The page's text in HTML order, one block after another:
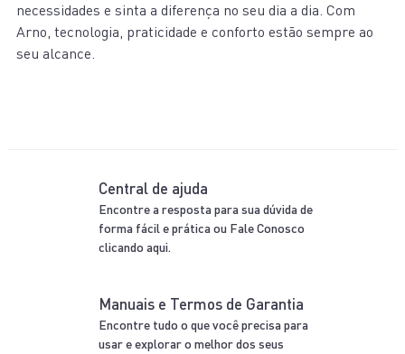
necessidades e sinta a diferença no seu dia a dia. Com
Arno, tecnologia, praticidade e conforto estão sempre ao
seu alcance.
Central de ajuda
Encontre a resposta para sua dúvida de
forma fácil e prática ou Fale Conosco
clicando aqui.
Manuais e Termos de Garantia
Encontre tudo o que você precisa para
usar e explorar o melhor dos seus